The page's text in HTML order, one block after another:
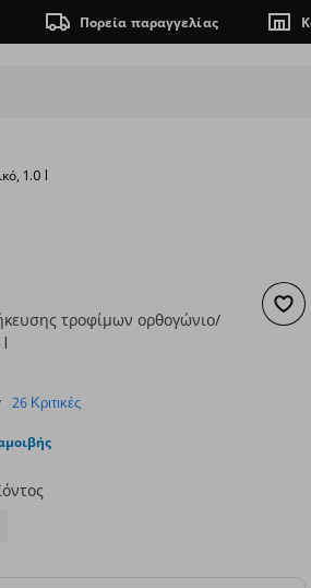
Πορεία παραγγελίας
1.0 l
τροφίμων ορθογώνιο/
l
τιμή
4.7
rating
26 Κριτικές